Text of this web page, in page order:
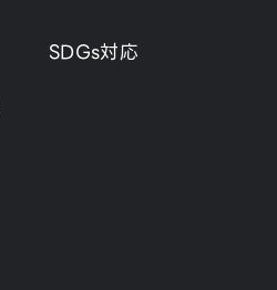
SDGs対応